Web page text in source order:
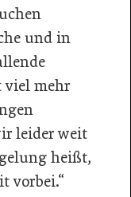
und in
viel mehr
leider weit
heißt,
vorbei.“